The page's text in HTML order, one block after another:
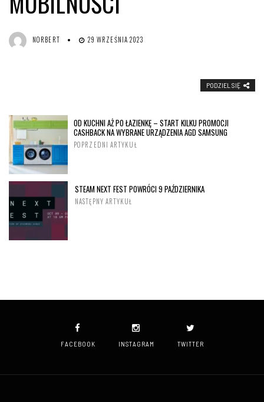
NORBERT 29 WRZEŚNIA 2023
PODZIEL SIĘ
OD KUCHNI AŻ PO ŁAZIENKĘ – START KILKU PROMOCJI
CASHBACK NA WYBRANE URZĄDZENIA AGD SAMSUNG
POPRZEDNI ARTYKUŁ
STEAM NEXT FEST POWRÓCI 9 PAŹDZIERNIKA
NASTĘPNY ARTYKUŁ
FACEBOOK INSTAGRAM TWITTER